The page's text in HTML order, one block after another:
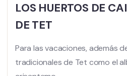
LOS HUERTOS DE
DE TET
Para las vacaciones, además
tradicionales de Tet como el